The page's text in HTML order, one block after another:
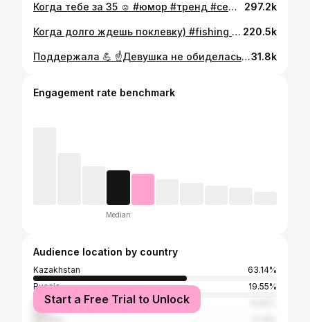
Когда тебе за 35 ☺️ #юмор #тренд #семья #отношения #family #smile 297.2k
Когда долго ждешь поклевку) #fishing #carpfishing #fox #поклевка 220.5k
Поддержала 💪 ☝️Девушка не обиделась, публикация с ее разрешения31.8k
Engagement rate benchmark
Median
Audience location by country
Kazakhstan
63.14%
Russia
19.55%
Kyrgyzstan
Start a Free Trial to Unlock